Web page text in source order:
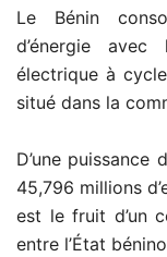
Le Bénin
d’énergie avec
électrique à
situé dans la
D’une
45,796 millions
est le fruit d’un
entre l’État